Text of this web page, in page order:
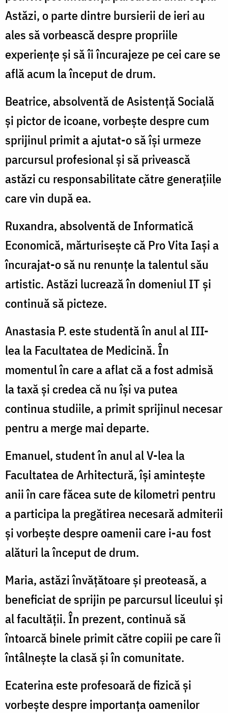
Astăzi, o parte dintre bursierii de ieri au
ales să vorbească despre propriile
experiențe și să îi încurajeze pe cei care se
află acum la început de drum.
Beatrice, absolventă de Asistență Socială
și pictor de icoane, vorbește despre cum
sprijinul primit a ajutat-o să își urmeze
parcursul profesional și să privească
astăzi cu responsabilitate către generațiile
care vin după ea.
Ruxandra, absolventă de Informatică
Economică, mărturisește că Pro Vita Iași a
încurajat-o să nu renunțe la talentul său
artistic. Astăzi lucrează în domeniul IT și
continuă să picteze.
Anastasia P. este studentă în anul al III-
lea la Facultatea de Medicină. În
momentul în care a aflat că a fost admisă
la taxă și credea că nu își va putea
continua studiile, a primit sprijinul necesar
pentru a merge mai departe.
Emanuel, student în anul al V-lea la
Facultatea de Arhitectură, își amintește
anii în care făcea sute de kilometri pentru
a participa la pregătirea necesară admiterii
și vorbește despre oamenii care i-au fost
alături la început de drum.
Maria, astăzi învățătoare și preoteasă, a
beneficiat de sprijin pe parcursul liceului și
al facultății. În prezent, continuă să
întoarcă binele primit către copiii pe care îi
întâlnește la clasă și în comunitate.
Ecaterina este profesoară de fizică și
vorbește despre importanța oamenilor